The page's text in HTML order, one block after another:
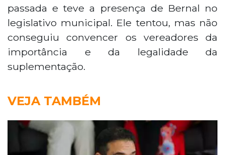
passada e teve a presença de Bernal no
legislativo municipal. Ele tentou, mas não
conseguiu convencer os vereadores da
importância e da legalidade da
suplementação.
VEJA TAMBÉM